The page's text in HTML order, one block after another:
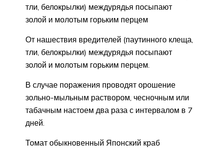
тли, белокрылки) междурядья посыпают
золой и молотым горьким перцем
От нашествия вредителей (паутинного клеща,
тли, белокрылки) междурядья посыпают
золой и молотым горьким перцем.
В случае поражения проводят орошение
зольно-мыльным раствором, чесночным или
табачным настоем два раза с интервалом в 7
дней.
Томат обыкновенный Японский краб